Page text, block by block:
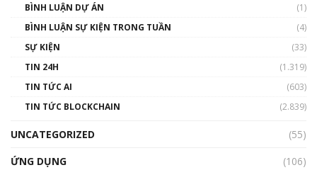
BÌNH LUẬN DỰ ÁN
(1)
BÌNH LUẬN SỰ KIỆN TRONG TUẦN
(4)
SỰ KIỆN
(33)
TIN 24H
(1.319)
TIN TỨC AI
(603)
TIN TỨC BLOCKCHAIN
(2.839)
UNCATEGORIZED
(55)
ỨNG DỤNG
(106)